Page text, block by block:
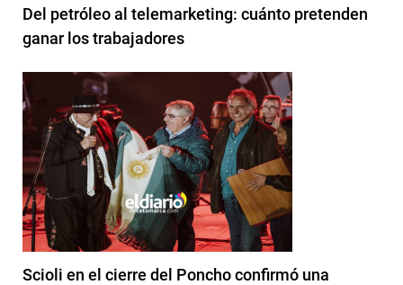
Del petróleo al telemarketing: cuánto pretenden
ganar los trabajadores
Scioli en el cierre del Poncho confirmó una